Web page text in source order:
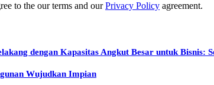
to the our terms and ourPrivacy Policy agreement.
dengan Kapasitas Angkut Besar untuk Bisnis:
Wujudkan Impian